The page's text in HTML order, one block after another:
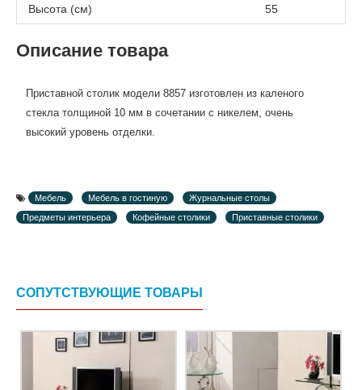
Высота (см) 55
Описание товара
Приставной столик модели 8857 изготовлен из каленого
стекла толщиной 10 мм в сочетании с никелем, очень
высокий уровень отделки.
Мебель Мебель в гостиную
Журнальные столы
Предметы интерьера
Кофейные столики Приставные столики
СОПУТСТВУЮЩИЕ ТОВАРЫ